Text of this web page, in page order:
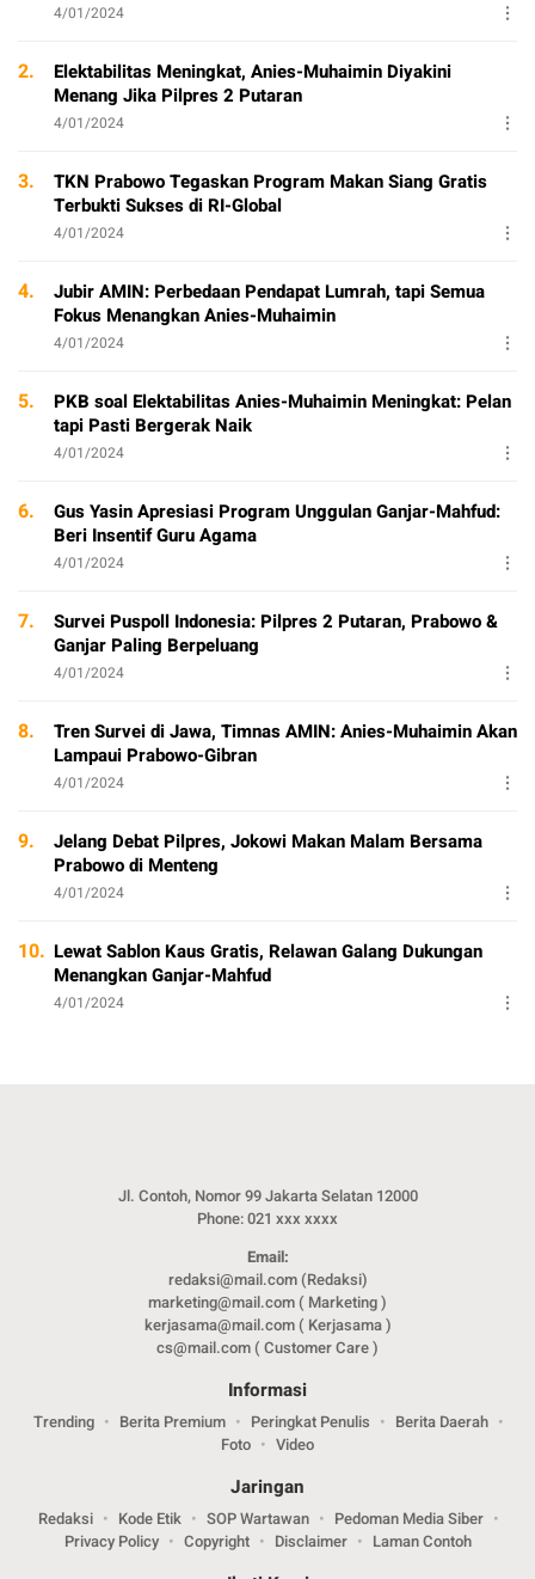
4/01/2024
2.
Elektabilitas Meningkat, Anies-Muhaimin Diyakini
Menang Jika Pilpres 2 Putaran
4/01/2024
3.
TKN Prabowo Tegaskan Program Makan Siang Gratis
Terbukti Sukses di RI-Global
4/01/2024
4.
Jubir AMIN: Perbedaan Pendapat Lumrah, tapi Semua
Fokus Menangkan Anies-Muhaimin
4/01/2024
5.
PKB soal Elektabilitas Anies-Muhaimin Meningkat: Pelan
tapi Pasti Bergerak Naik
4/01/2024
6.
Gus Yasin Apresiasi Program Unggulan Ganjar-Mahfud:
Beri Insentif Guru Agama
4/01/2024
7.
Survei Puspoll Indonesia: Pilpres 2 Putaran, Prabowo &
Ganjar Paling Berpeluang
4/01/2024
8.
Tren Survei di Jawa, Timnas AMIN: Anies-Muhaimin Akan
Lampaui Prabowo-Gibran
4/01/2024
9.
Jelang Debat Pilpres, Jokowi Makan Malam Bersama
Prabowo di Menteng
4/01/2024
10. Lewat Sablon Kaus Gratis, Relawan Galang Dukungan
Menangkan Ganjar-Mahfud
4/01/2024
Jl. Contoh, Nomor 99 Jakarta Selatan 12000
Phone: 021 xxx xxxx
Email:
redaksi@mail.com (Redaksi)
marketing@mail.com ( Marketing )
kerjasama@mail.com ( Kerjasama )
cs@mail.com ( Customer Care )
Informasi
Trending Berita Premium Peringkat Penulis
Berita Daerah
Foto
Video
Jaringan
Redaksi Kode Etik SOP Wartawan
Pedoman Media Siber
Privacy Policy
Copyright Disclaimer Laman Contoh